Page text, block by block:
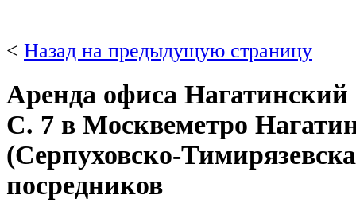
< Назад на предыдущую страницу
Аренда офиса Нагатинский
C. 7 в Москвеметро
(Серпуховско-
посредников